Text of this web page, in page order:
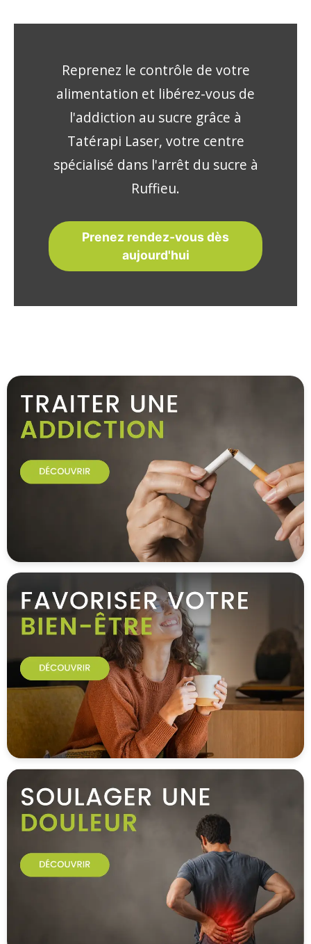
Reprenez le contrôle de votre
alimentation et libérez-vous de
l'addiction au sucre grâce à
Tatérapi Laser, votre centre
spécialisé dans l'arrêt du sucre à
Ruffieu.
Prenez rendez-vous dès
aujourd'hui